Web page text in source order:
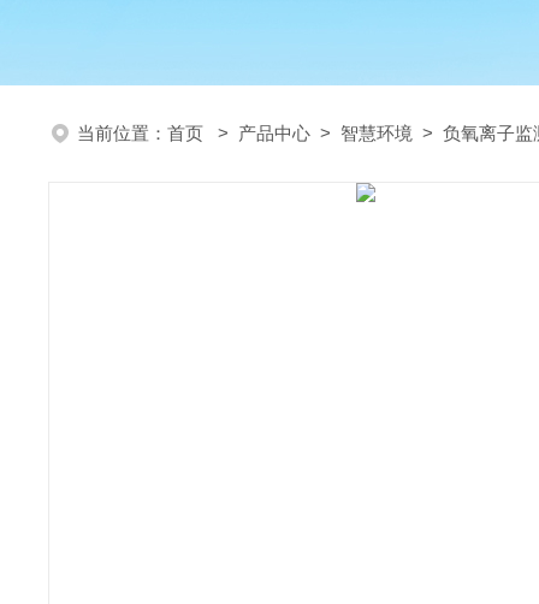
当前位置： 首页 > 产品中心 > 智慧环境 > 负氧离子监